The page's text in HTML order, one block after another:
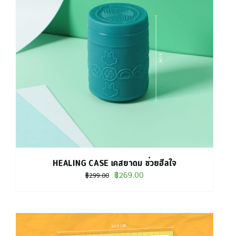
HEALING CASE เคสยาดม ช่วยฮีลใจ
฿299.00 Original
฿299.00.
฿269.00Current
฿269.00.